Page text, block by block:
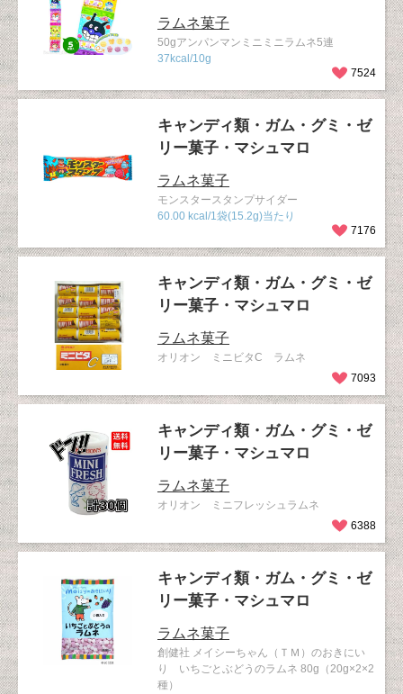
ラムネ菓子
50gアンパンマンミニミニラムネ5連
37kcal/10g
7524
キャンディ類・ガム・グミ・ゼ
リー菓子・マシュマロ
ラムネ菓子
モンスタースタンプサイダー
60.00 kcal/1袋(15.2g)当たり
7176
キャンディ類・ガム・グミ・ゼ
リー菓子・マシュマロ
ラムネ菓子
オリオン ミニビタC ラムネ
7093
キャンディ類・ガム・グミ・ゼ
リー菓子・マシュマロ
ラムネ菓子
オリオン ミニフレッシュラムネ
6388
キャンディ類・ガム・グミ・ゼ
リー菓子・マシュマロ
ラムネ菓子
創健社 メイシーちゃん（ＴＭ）のおきにい
り いちごとぶどうのラムネ 80g（20g×2×2
種）